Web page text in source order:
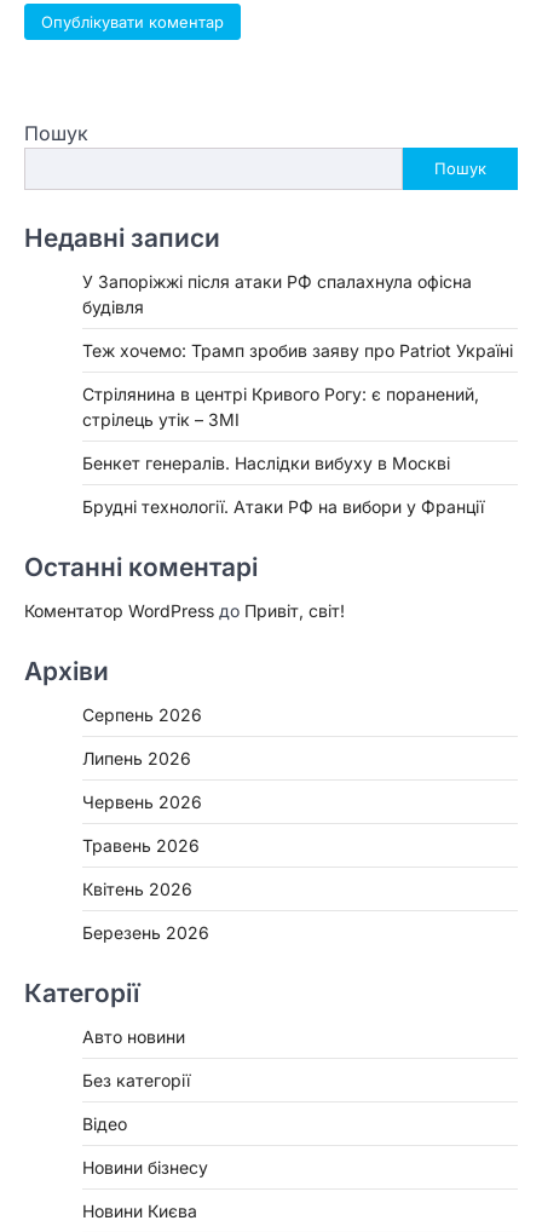
Пошук
Пошук
Недавні записи
У Запоріжжі після атаки РФ спалахнула офісна
будівля
Теж хочемо: Трамп зробив заяву про Patriot Україні
Стрілянина в центрі Кривого Рогу: є поранений,
стрілець утік – ЗМІ
Бенкет генералів. Наслідки вибуху в Москві
Брудні технології. Атаки РФ на вибори у Франції
Останні коментарі
Коментатор WordPress до Привіт, світ!
Архіви
Серпень 2026
Липень 2026
Червень 2026
Травень 2026
Квітень 2026
Березень 2026
Категорії
Авто новини
Без категорії
Відео
Новини бізнесу
Новини Києва